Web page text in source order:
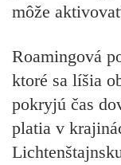
môže
Roamingová
ktoré sa líšia
pokryjú čas
platia v